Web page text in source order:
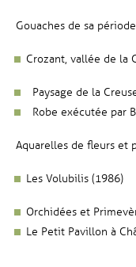
Gouaches de sa
Crozant, vallée de la
Paysage de la
Robe exécutée par
Aquarelles de fleurs et
Les Volubilis (1986)
Orchidées et
Le Petit Pavillon à